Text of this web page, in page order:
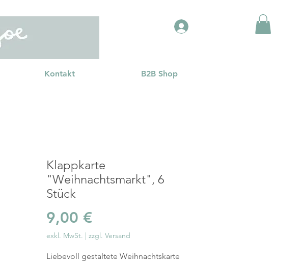
Kontakt B2B Shop
Klappkarte
"Weihnachtsmarkt", 6
Stück
9,00 €Preis
exkl. MwSt. | zzgl. Versand
Liebevoll gestaltete Weihnachtskarte